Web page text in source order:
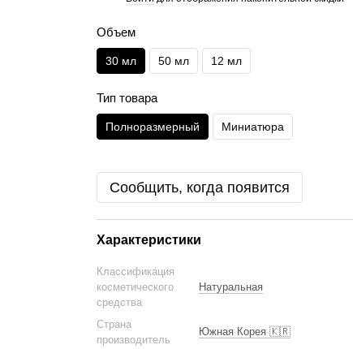
Объем
30 мл 50 мл 12 мл
Тип товара
Полноразмерный Миниатюра
Сообщить, когда появится
Характеристики
Классификация
косметического
средства
Натуральная
Страна
производитель
Южная Корея 🇰🇷